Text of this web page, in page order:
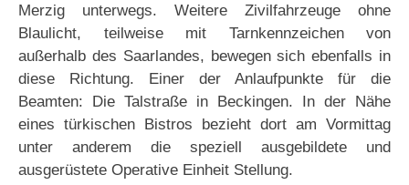
Merzig unterwegs. Weitere Zivilfahrzeuge ohne
Blaulicht, teilweise mit Tarnkennzeichen von
außerhalb des Saarlandes, bewegen sich ebenfalls in
diese Richtung. Einer der Anlaufpunkte für die
Beamten: Die Talstraße in Beckingen. In der Nähe
eines türkischen Bistros bezieht dort am Vormittag
unter anderem die speziell ausgebildete und
ausgerüstete Operative Einheit Stellung.